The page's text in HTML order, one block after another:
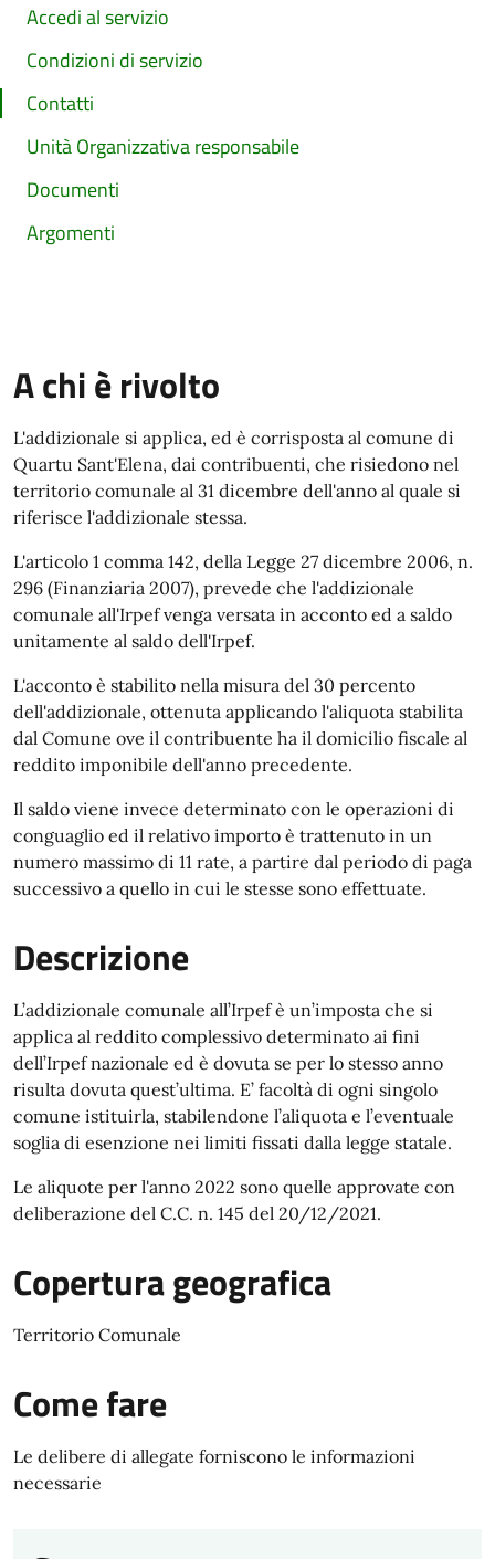
Accedi al servizio
Condizioni di servizio
Contatti
Unità Organizzativa responsabile
Documenti
Argomenti
A chi è rivolto
L'addizionale si applica, ed è corrisposta al comune di
Quartu Sant'Elena, dai contribuenti, che risiedono nel
territorio comunale al 31 dicembre dell'anno al quale si
riferisce l'addizionale stessa.
L'articolo 1 comma 142, della Legge 27 dicembre 2006, n.
296 (Finanziaria 2007), prevede che l'addizionale
comunale all'Irpef venga versata in acconto ed a saldo
unitamente al saldo dell'Irpef.
L'acconto è stabilito nella misura del 30 percento
dell'addizionale, ottenuta applicando l'aliquota stabilita
dal Comune ove il contribuente ha il domicilio fiscale al
reddito imponibile dell'anno precedente.
Il saldo viene invece determinato con le operazioni di
conguaglio ed il relativo importo è trattenuto in un
numero massimo di 11 rate, a partire dal periodo di paga
successivo a quello in cui le stesse sono effettuate.
Descrizione
L’addizionale comunale all’Irpef è un’imposta che si
applica al reddito complessivo determinato ai fini
dell’Irpef nazionale ed è dovuta se per lo stesso anno
risulta dovuta quest’ultima. E’ facoltà di ogni singolo
comune istituirla, stabilendone l’aliquota e l’eventuale
soglia di esenzione nei limiti fissati dalla legge statale.
Le aliquote per l'anno 2022 sono quelle approvate con
deliberazione del C.C. n. 145 del 20/12/2021.
Copertura geografica
Territorio Comunale
Come fare
Le delibere di allegate forniscono le informazioni
necessarie